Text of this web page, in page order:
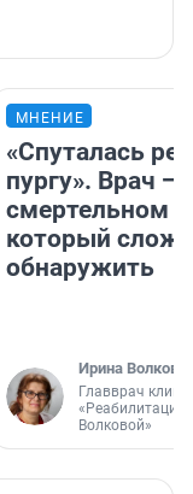
МНЕНИЕ
«Спуталась
пургу». Врач —
смертельном
который
обнаружить
Ирина Волкова
Главврач
«Реабилитация
Волковой»